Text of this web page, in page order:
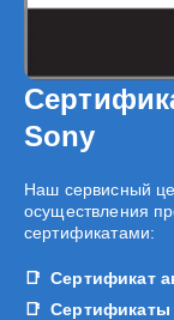
Sony
Наш сервисный
осуществления
сертификатами:
Сертификат
Сертификаты